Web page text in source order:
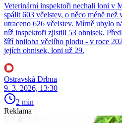
Veterinární inspektoři nechali loni v
spálit 603 včelstev, o něco méně
utraceno 626 včelstev. Mírně ubylo
níž inspektoři zjistili 53 ohnisek.
šíří hniloba včelího plodu - v roce
jejích ohnisek, loni už 29.
Ostravská Drbna
9. 3. 2026, 13:30
2 min
Reklama